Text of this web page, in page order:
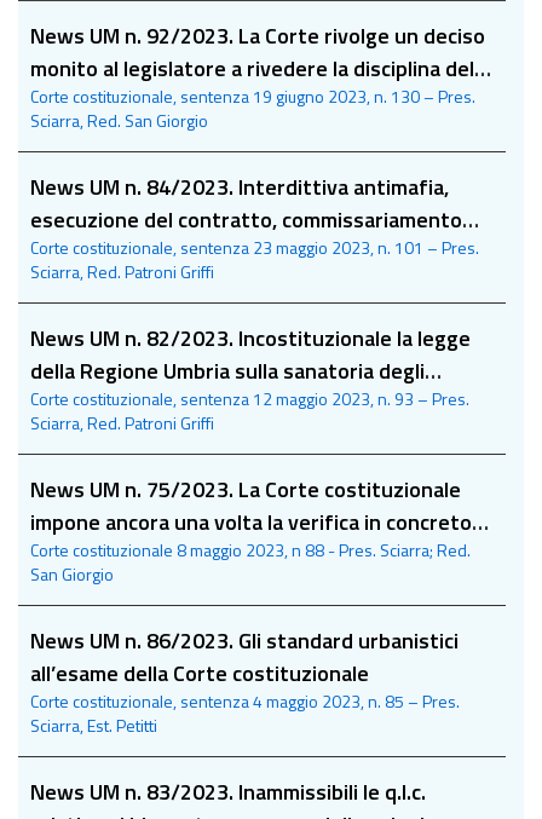
News UM n. 92/2023. La Corte rivolge un deciso
monito al legislatore a rivedere la disciplina del
trattamento di fine servizio
Corte costituzionale, sentenza 19 giugno 2023, n. 130 – Pres.
Sciarra, Red. San Giorgio
News UM n. 84/2023. Interdittiva antimafia,
esecuzione del contratto, commissariamento
dell’impresa e retrocessione degli utili alle
stazioni appaltanti: infondata la q.l.c.
Corte costituzionale, sentenza 23 maggio 2023, n. 101 – Pres.
Sciarra, Red. Patroni Griffi
News UM n. 82/2023. Incostituzionale la legge
della Regione Umbria sulla sanatoria degli
immobili realizzati a seguito degli eventi sismici
del 1997
Corte costituzionale, sentenza 12 maggio 2023, n. 93 – Pres.
Sciarra, Red. Patroni Griffi
News UM n. 75/2023. La Corte costituzionale
impone ancora una volta la verifica in concreto
della pericolosità sociale dell’immigrato, ai fini
del permesso di soggiorno
Corte costituzionale 8 maggio 2023, n 88 - Pres. Sciarra; Red.
San Giorgio
News UM n. 86/2023. Gli standard urbanistici
all’esame della Corte costituzionale
Corte costituzionale, sentenza 4 maggio 2023, n. 85 – Pres.
Sciarra, Est. Petitti
News UM n. 83/2023. Inammissibili le q.l.c.